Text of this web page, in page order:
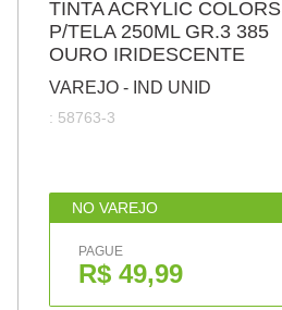
TINTA ACRYLIC COLORS
P/TELA 250ML GR.3 385
OURO IRIDESCENTE
VAREJO - IND UNID
: 58763-3
NO VAREJO
PAGUE
R$ 49,99
pincel
cola
barbante